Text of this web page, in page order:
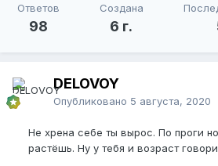
Ответов
98
Создана
6 г.
DELOVOY
Опубликовано 5 августа, 2020
Не хрена себе ты вырос. По проги
растёшь. Ну у тебя и возраст